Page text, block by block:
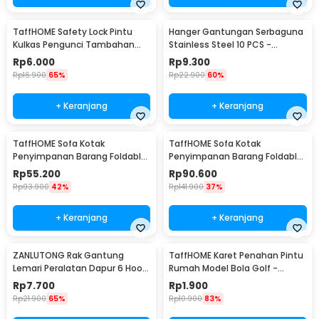
TaffHOME Safety Lock Pintu
Kulkas Pengunci Tambahan
Tempel - S1843
Rp6.000
Rp16.900 65%
+ Keranjang
Hanger Gantungan Serbaguna
Stainless Steel 10 PCS -
M127105
Rp9.300
Rp22.900 60%
+ Keranjang
TaffHOME Sofa Kotak
Penyimpanan Barang Foldable
Storage Box 30x30x30cm - L170
Rp55.200
Rp93.900 42%
+ Keranjang
TaffHOME Sofa Kotak
Penyimpanan Barang Foldable
Storage Box 48x30x30cm - L170
Rp90.600
Rp141.900 37%
+ Keranjang
ZANLUTONG Rak Gantung
Lemari Peralatan Dapur 6 Hook
Besi - 2137
Rp7.700
Rp21.900 65%
TaffHOME Karet Penahan Pintu
Rumah Model Bola Golf -
HDS209
Rp1.900
Rp10.900 83%